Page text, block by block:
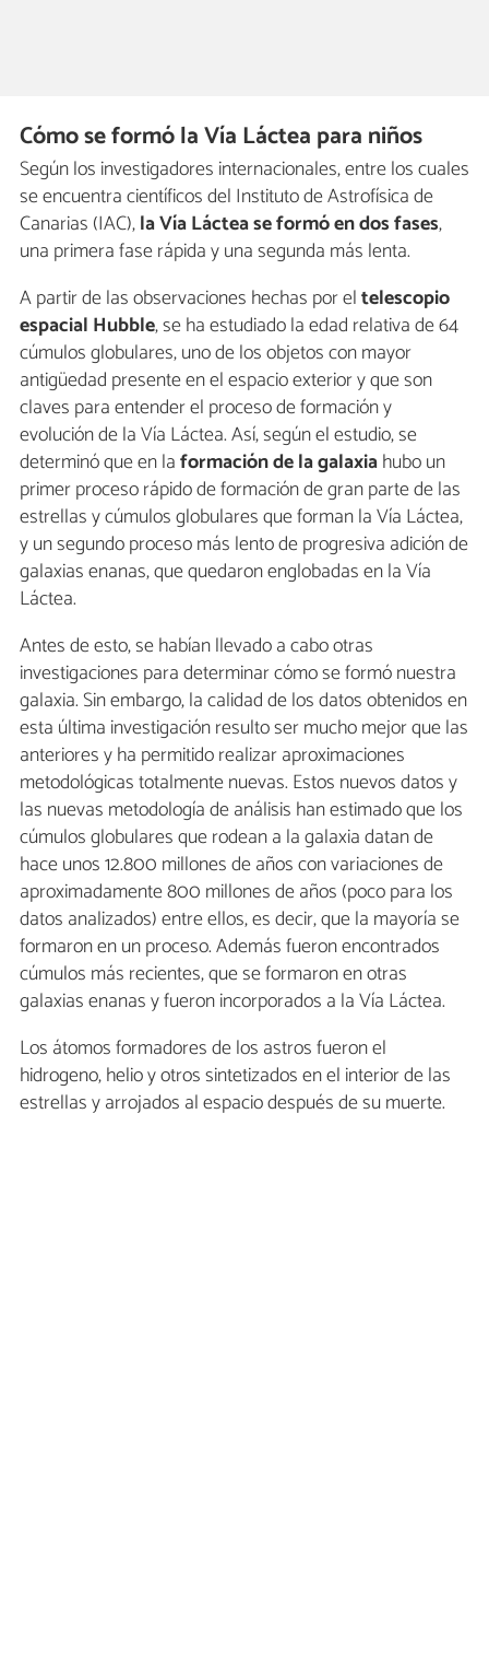
Cómo se formó la Vía Láctea para niños
Según los investigadores internacionales, entre los cuales
se encuentra científicos del Instituto de Astrofísica de
Canarias (IAC),la Vía Láctea se formó en dos fases,
una primera fase rápida y una segunda más lenta.
A partir de las observaciones hechas por eltelescopio
espacial Hubble, se ha estudiado la edad relativa de 64
cúmulos globulares, uno de los objetos con mayor
antigüedad presente en el espacio exterior y que son
claves para entender el proceso de formación y
evolución de la Vía Láctea. Así, según el estudio, se
determinó que en laformación de la galaxiahubo un
primer proceso rápido de formación de gran parte de las
estrellas y cúmulos globulares que forman la Vía Láctea,
y un segundo proceso más lento de progresiva adición de
galaxias enanas, que quedaron englobadas en la Vía
Láctea.
Antes de esto, se habían llevado a cabo otras
investigaciones para determinar cómo se formó nuestra
galaxia. Sin embargo, la calidad de los datos obtenidos en
esta última investigación resulto ser mucho mejor que las
anteriores y ha permitido realizar aproximaciones
metodológicas totalmente nuevas. Estos nuevos datos y
las nuevas metodología de análisis han estimado que los
cúmulos globulares que rodean a la galaxia datan de
hace unos 12.800 millones de años con variaciones de
aproximadamente 800 millones de años (poco para los
datos analizados) entre ellos, es decir, que la mayoría se
formaron en un proceso. Además fueron encontrados
cúmulos más recientes, que se formaron en otras
galaxias enanas y fueron incorporados a la Vía Láctea.
Los átomos formadores de los astros fueron el
hidrogeno, helio y otros sintetizados en el interior de las
estrellas y arrojados al espacio después de su muerte.